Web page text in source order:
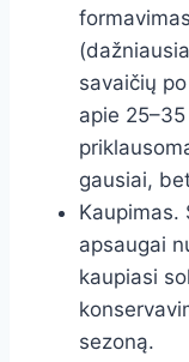
savaičių
apie
gausiai,
Kaupimas.
apsaugai
kaupiasi
sezoną.